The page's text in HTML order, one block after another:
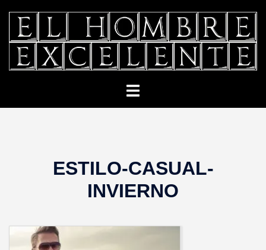
contenido
Alternar
ESTILO-CASUAL-
INVIERNO